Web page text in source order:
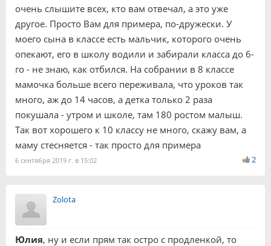
очень слышите всех, кто вам отвечал, а это уже
другое. Просто Вам для примера, по-дружески. У
моего сына в классе есть мальчик, которого очень
опекают, его в школу водили и забирали класса до 6-
го - не знаю, как отбился. На собрании в 8 классе
мамочка больше всего переживала, что уроков так
много, аж до 14 часов, а детка только 2 раза
покушала - утром и школе, там 180 ростом малыш.
Так вот хорошего к 10 классу не много, скажу вам, а
маму стесняется - так просто для примера
6 сентября 2019 г. в 15:02 2
Zolota
Юлия, ну и если прям так остро с продленкой, то